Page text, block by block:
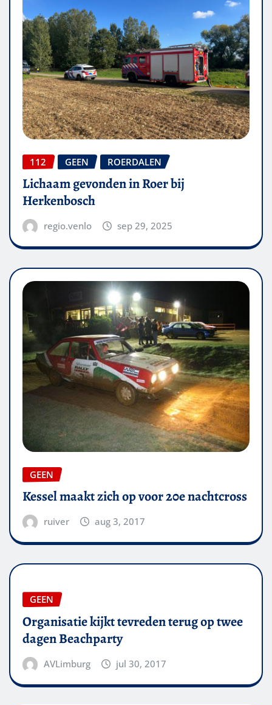
112 GEEN ROERDALEN
Lichaam gevonden in Roer bij
Herkenbosch
regio.venlo sep 29, 2025
GEEN
Kessel maakt zich op voor 20e nachtcross
ruiver aug 3, 2017
GEEN
Organisatie kijkt tevreden terug op twee
dagen Beachparty
AVLimburg jul 30, 2017